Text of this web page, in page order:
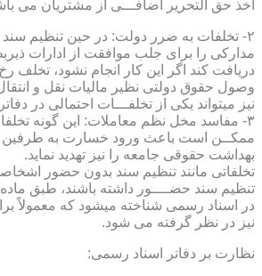
اخذ حق التحریر اضافـــی از مشتریان می
۲- تخلفات به ضرر دولت: در حین تنظیم
مدارکی را برای جلب موافقت از ادارات
دریافت کند اگر این کار انجام نشود، تخلف
وصول حقوق دولتی نظیر مالیات نقل و
نیز میتواند یکی از تخلفـــات احتمالی در
۳- مفاسد مخل نظم معاملات: این گونه
ممکــن است باعث ورود خسارت به طرفین
بهداشت حقوقی جامعه را نیز تهدید نماید.
تخلفاتی مانند تنظیم سند بدون حضور اشخاصی
در اسناد رسمی شناخته میشود که معمولاً
نیز در نظر گرفته می شود.
نظارت بر دفاتر اسناد رسمی: